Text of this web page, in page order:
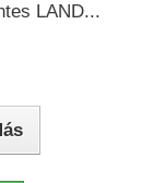
LAND...